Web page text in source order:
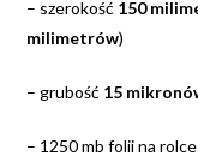
– szerokość 150
milimetrów)
– grubość 15
– 1250 mb folii na rolce